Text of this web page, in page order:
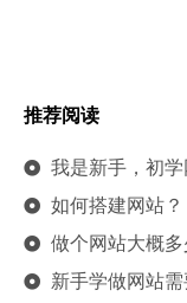
推荐阅读
我是新手，初
如何搭建网站？
做个网站大概多
新手学做网站